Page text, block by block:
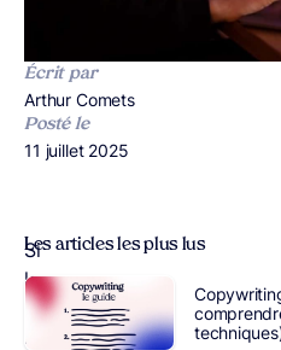
Écrit par
Publié par
Arthur Comets
Posté le
Publié le
11 juillet 2025
Si
les
backlinks
restent
Les articles les plus lus